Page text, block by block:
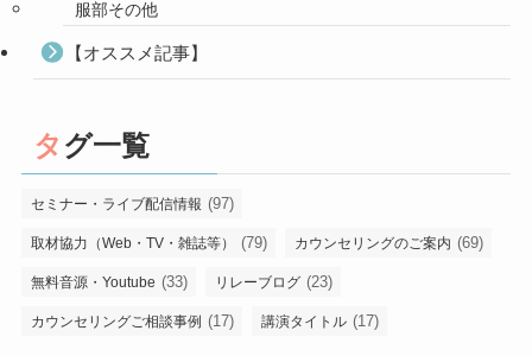
服部その他
【オススメ記事】
タグ一覧
セミナー・ライブ配信情報 (97)
取材協力（Web・TV・雑誌等） (79) カウンセリングのご案内 (69)
無料音源・Youtube (33) リレーブログ (23)
カウンセリングご相談事例 (17) 講演タイトル (17)